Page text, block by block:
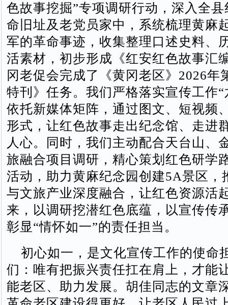
色故事挖掘”专项调研行动，深入全
命旧址及老党员家中，系统梳理黄麻
军的革命事迹，收集整理口述史料、
活素材，初步形成《红安红色故事汇
冈老促会完成了《黄冈老区》2026年
特刊》任务。我们严格落实宣传工作“
依托新媒体矩阵，通过图文、短视频
形式，让红色故事走出纪念馆、走进
人心。同时，我们主动配合天台山、
旅融合项目调研，精心策划红色研学
活动，助力黄麻纪念园创建5A景区，
与文旅产业深度融合，让红色资源活
来，以调研挖潜红色底蕴，以宣传传
彰显“情怀如一”的责任担当。
初心如一，是文化宣传工作的使命
们：唯有把振兴责任扛在肩上，才能
能老区、助力发展。胡佳同志的文章